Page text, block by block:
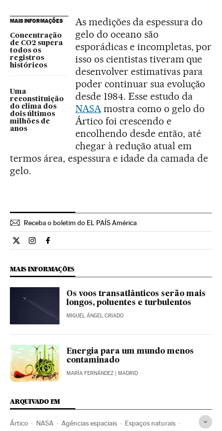
MAIS INFORMAÇÕES
Concentração
de CO2 supera
todos os
registros
históricos
Uma
reconstituição
do clima dos
dois últimos
milhões de
anos
As medições da espessura do
gelo do oceano são
esporádicas e incompletas, por
isso os cientistas tiveram que
desenvolver estimativas para
poder continuar sua evolução
desde 1984. Esse estudo da
NASAmostra como o gelo do
Ártico foi crescendo e
encolhendo desde então, até
chegar à redução atual em
termos área, espessura e idade da camada de
gelo.
Receba o boletim do EL PAÍS América
Ciencia El País Brasil en Twitter
Ciencia El País Brasil en Instagram
Ciencia El País Brasil en Facebook
MAIS INFORMAÇÕES
Os voos transatlânticos serão mais
longos, poluentes e turbulentos
MIGUEL ÁNGEL CRIADO
Energia para um mundo menos
contaminado
MARÍA FERNÁNDEZ | MADRID
ARQUIVADO EM
Ártico NASA Agências espaciais Espaços naturais